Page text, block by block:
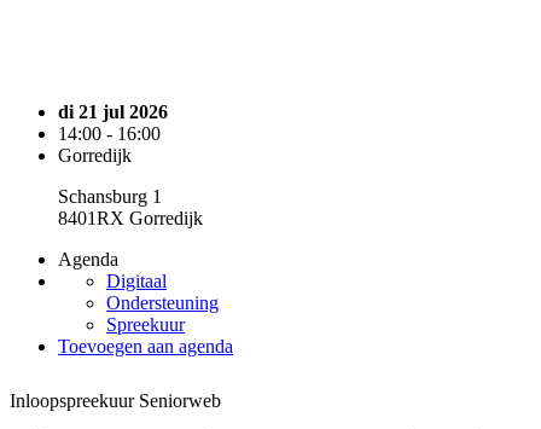
di 21 jul 2026
14:00 - 16:00
Gorredijk
Schansburg 1
8401RX Gorredijk
Agenda
Digitaal
Ondersteuning
Spreekuur
Toevoegen aan agenda
Inloopspreekuur Seniorweb